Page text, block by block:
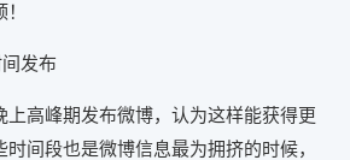
发布
上高峰期发布微博，认为这样能获得更
间段也是微博信息最为拥挤的时候，